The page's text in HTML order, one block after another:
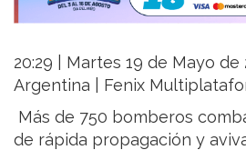
20:29 | Martes 19 de Mayo de
Argentina | Fenix
Más de 750 bomberos
de rápida propagación y